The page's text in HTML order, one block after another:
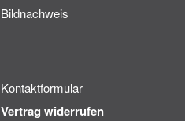
Bildnachweis
Kontaktformular
Vertrag widerrufen